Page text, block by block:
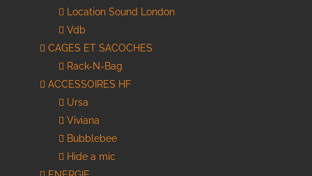
Location Sound London
Vdb
CAGES ET SACOCHES
Rack-N-Bag
ACCESSOIRES HF
Ursa
Viviana
Bubblebee
Hide a mic